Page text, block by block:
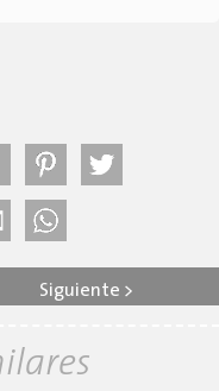
Siguiente >